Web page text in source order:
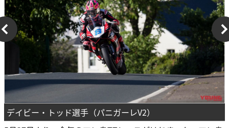
デイビー・トッド選手（パニガーレV2）